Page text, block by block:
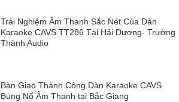
Trải Nghiệm Âm Thanh Sắc Nét Của Dàn
Karaoke CAVS TT286 Tại Hải Dương- Trường
Thành Audio
Bàn Giao Thành Công Dàn Karaoke CAVS
Bùng Nổ Âm Thanh tại Bắc Giang